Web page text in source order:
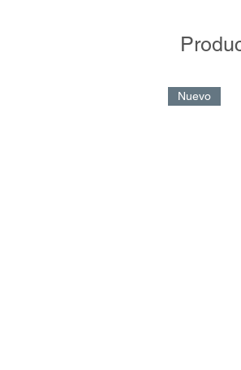
Periodista
detallado
El Ciclón,
de ellos
otra
tierra: el
desde
Estas
que se
se precie
Nuevo